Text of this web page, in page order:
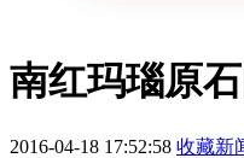
南红玛瑙原
2016-04-18 17:52:58 收藏新